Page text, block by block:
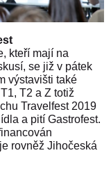
kteří mají na
se již v pátek
výstavišti také
T2 a Z totiž
Travelfest 2019
a pití Gastrofest.
rovněž Jihočeská